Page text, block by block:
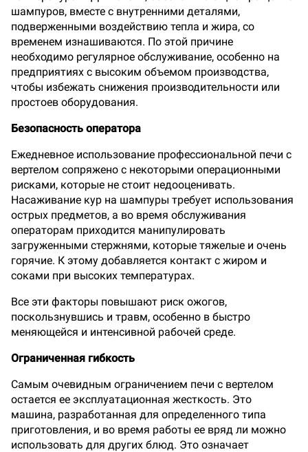
шампуров, вместе с внутренними деталями,
подверженными воздействию тепла и жира, со
временем изнашиваются. По этой причине
необходимо регулярное обслуживание, особенно на
предприятиях с высоким объемом производства,
чтобы избежать снижения производительности или
простоев оборудования.
Безопасность оператора
Ежедневное использование профессиональной печи с
вертелом сопряжено с некоторыми операционными
рисками, которые не стоит недооценивать.
Насаживание кур на шампуры требует использования
острых предметов, а во время обслуживания
операторам приходится манипулировать
загруженными стержнями, которые тяжелые и очень
горячие. К этому добавляется контакт с жиром и
соками при высоких температурах.
Все эти факторы повышают риск ожогов,
поскользнувшись и травм, особенно в быстро
меняющейся и интенсивной рабочей среде.
Ограниченная гибкость
Самым очевидным ограничением печи с вертелом
остается ее эксплуатационная жесткость. Это
машина, разработанная для определенного типа
приготовления, и во время работы ее вряд ли можно
использовать для других блюд. Это означает